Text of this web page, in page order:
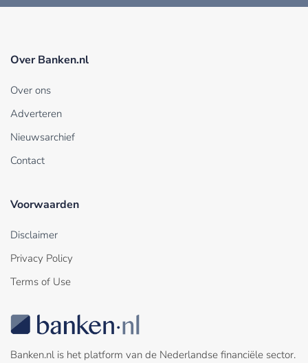
Over Banken.nl
Over ons
Adverteren
Nieuwsarchief
Contact
Voorwaarden
Disclaimer
Privacy Policy
Terms of Use
Banken.nl is het platform van de Nederlandse financiële sector.